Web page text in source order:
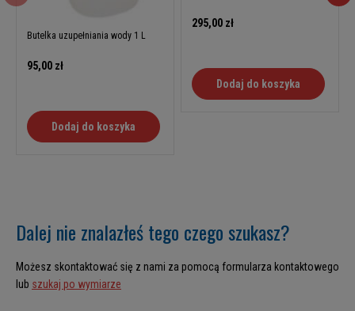
Butelka uzupełniania wody 1 L
95,00 zł
Dodaj do koszyka
295,00 zł
Dodaj do koszyka
Dalej nie znalazłeś tego czego szukasz?
Możesz skontaktować się z nami za pomocą formularza kontaktowego
lub szukaj po wymiarze